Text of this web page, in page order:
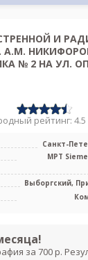
И
№ 2 НА УЛ.
рейтинг: 4.5
Санкт-
МРТ
Выборгский,
за 700 р.